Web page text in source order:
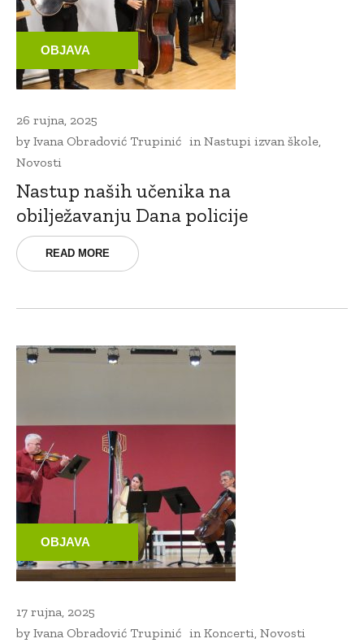
OBJAVA
26 rujna, 2025
by Ivana Obradović Trupinić in Nastupi izvan škole
Novosti
Nastup naših učenika na
obilježavanju Dana policije
READ MORE
OBJAVA
17 rujna, 2025
by Ivana Obradović Trupinić in Koncerti Novosti